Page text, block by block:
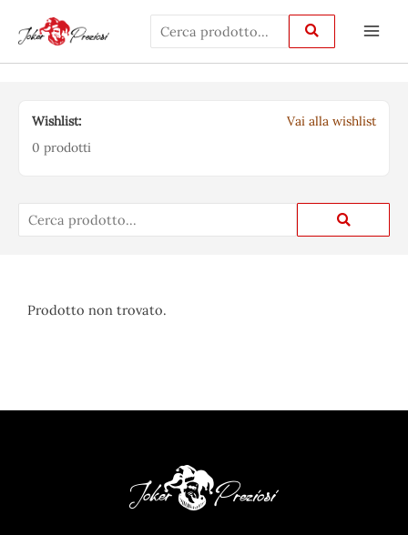
contenuto
Wishlist:
Vai alla wishlist
0 prodotti
Prodotto non trovato.